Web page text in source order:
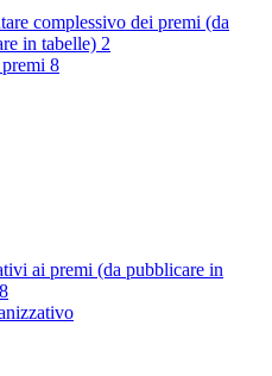
complessivo dei premi (da
in tabelle) 2
8
ai premi (da pubblicare in
8